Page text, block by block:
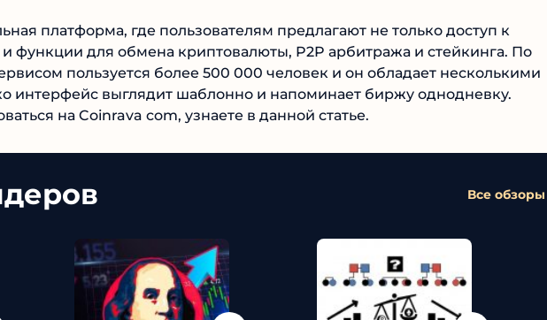
платформа, где пользователям предлагают не только доступ к
функции для обмена криптовалюты, P2P арбитража и стейкинга. По
пользуется более 500 000 человек и он обладает несколькими
интерфейс выглядит шаблонно и напоминает биржу однодневку.
на Coinrava com, узнаете в данной статье.
Все обзоры